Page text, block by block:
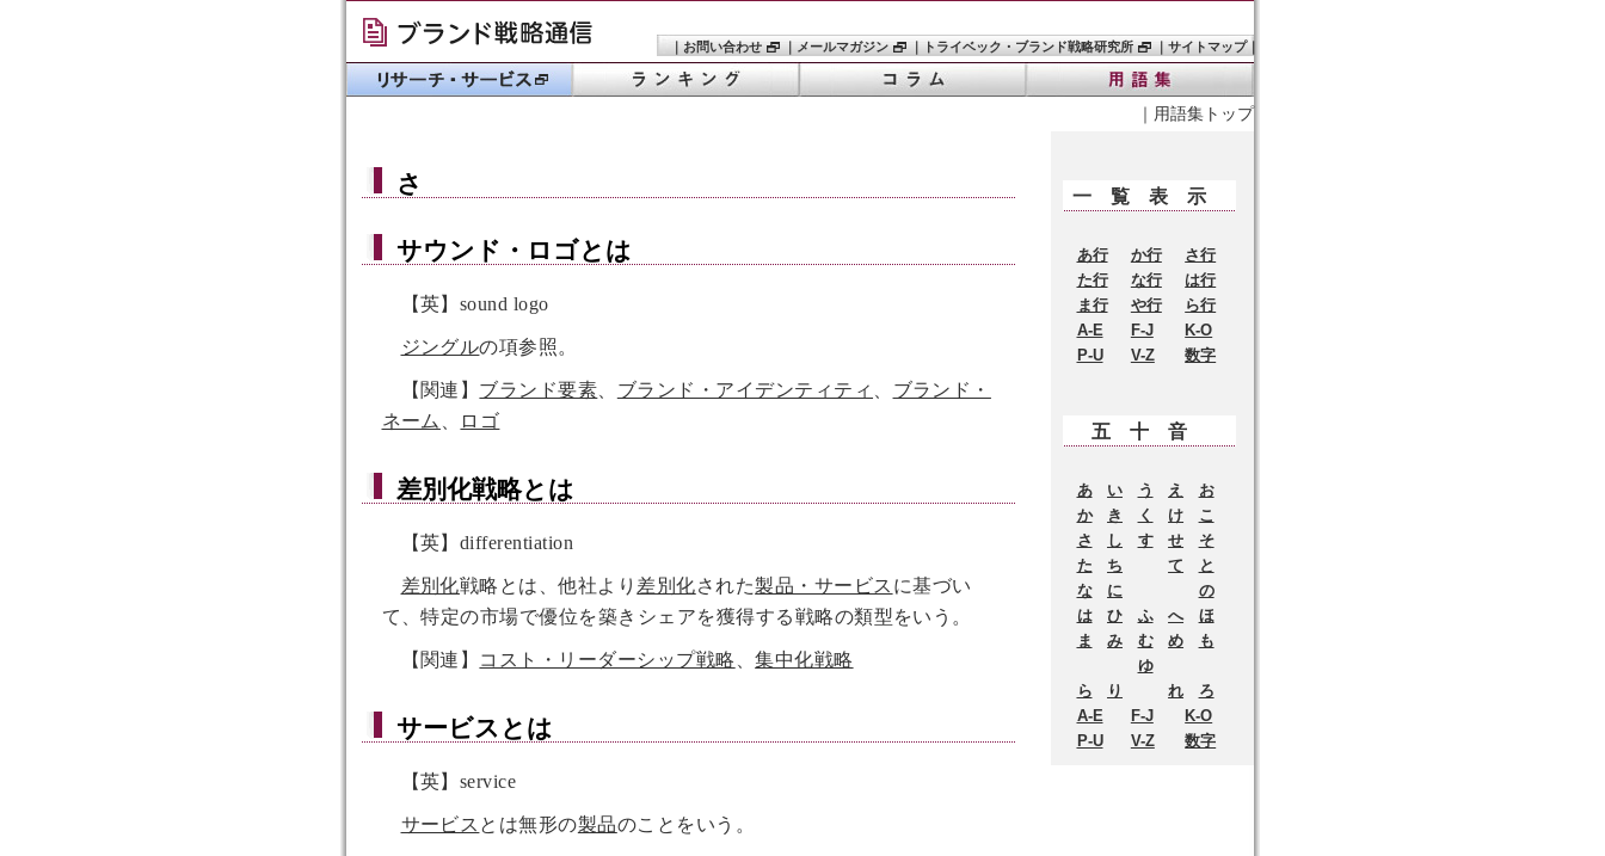
｜ お問い合わせ ｜ メールマガジン ｜ トライベック・ブランド戦略研究所 ｜ サイトマップ｜
｜ 用語集トップ
さ
サウンド・ロゴとは
【英】sound logo
ジングルの項参照。
【関連】 ブランド要素 ブランド・アイデンティティ
ブランド・
ネーム
ロゴ
差別化戦略とは
【英】differentiation
差別化戦略とは、他社より 差別化された製品・サービス に基づい
て、特定の市場で優位を築きシェアを獲得する戦略の類型をいう。
【関連】 コスト・リーダーシップ戦略 、集中化戦略
サービス とは
【英】service
サービス とは無形の製品のことをいう。
一覧表示
あ行 か行
さ行
た行
な行
は行
ま行
や行
ら行
A-E
F-J
K-O
P-U
V-Z 数字
五十音
あ い う え
お
か
き く け
こ
さ
し す せ
そ
た
ち て
と
な
に
の
は
ひ ふ へ
ほ
ま
み む め
も
ゆ
ら
り れ
ろ
A-E
F-J
K-O
P-U
V-Z 数字